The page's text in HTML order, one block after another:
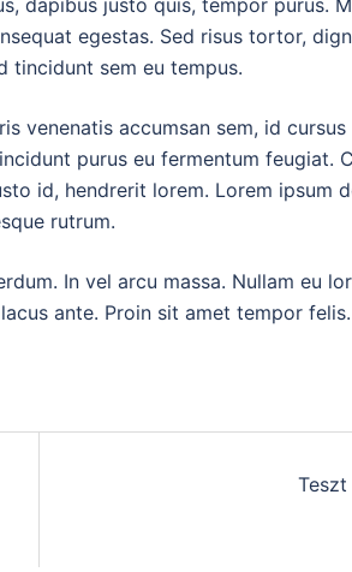
egestas. Sed risus tortor,
tincidunt sem eu tempus.
venenatis accumsan sem, id
purus eu fermentum feugiat.
id, hendrerit lorem. Lorem ipsum
rutrum.
In vel arcu massa. Nullam eu
ante. Proin sit amet tempor